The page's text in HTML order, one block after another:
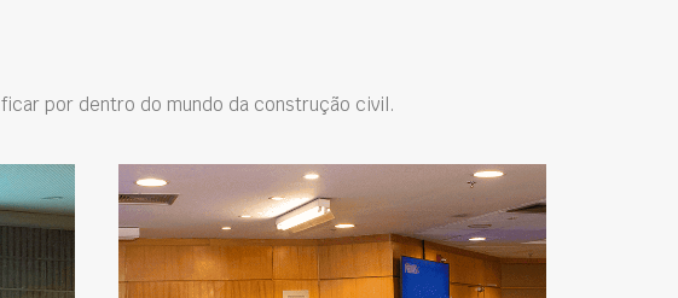
por dentro do mundo da construção civil.